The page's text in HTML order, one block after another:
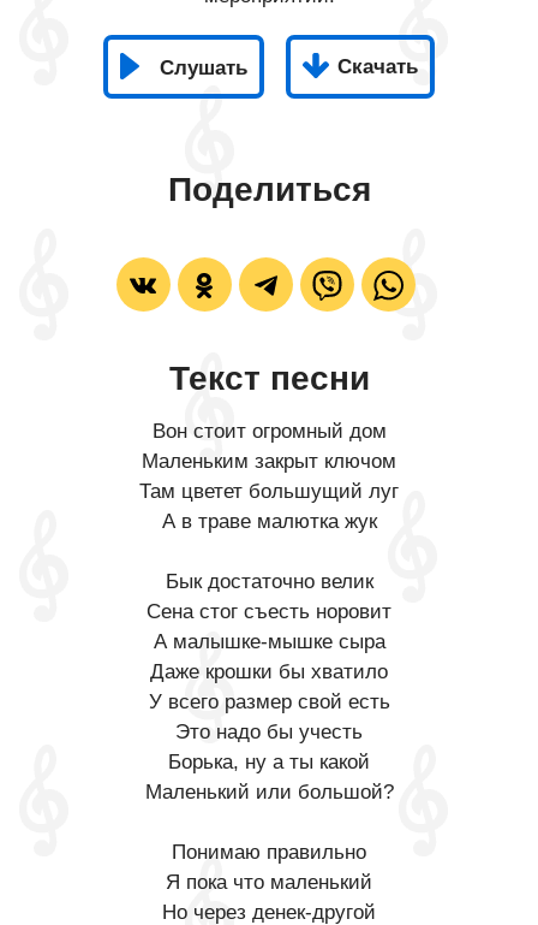
Слушать Скачать
Поделиться
Текст песни
Вон стоит огромный дом
Маленьким закрыт ключом
Там цветет большущий луг
А в траве малютка жук
Бык достаточно велик
Сена стог съесть норовит
А малышке-мышке сыра
Даже крошки бы хватило
У всего размер свой есть
Это надо бы учесть
Борька, ну а ты какой
Маленький или большой?
Понимаю правильно
Я пока что маленький
Но через денек-другой